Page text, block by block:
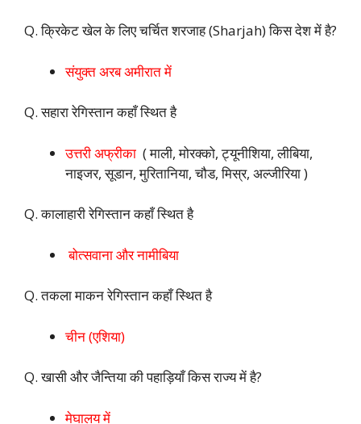
Q. क्रिकेट खेल के लिए चर्चित शरजाह (Sharjah) किस देश में है?
संयुक्त अरब अमीरात में
Q. सहारा रेगिस्तान कहाँ स्थित है
उत्तरी अफ्रीका ( माली, मोरक्को, ट्यूनीशिया, लीबिया,
नाइजर, सूडान, मुरितानिया, चौड, मिस्र, अल्जीरिया )
Q. कालाहारी रेगिस्तान कहाँ स्थित है
बोत्सवाना और नामीबिया
Q. तकला माकन रेगिस्तान कहाँ स्थित है
चीन (एशिया)
Q. खासी और जैन्तिया की पहाड़ियाँ किस राज्य में है?
मेघालय में